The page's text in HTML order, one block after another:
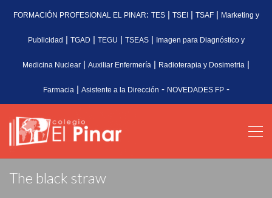
FORMACIÓN PROFESIONAL EL PINAR: TES| TSEI| TSAF| Marketing y
Publicidad | TGAD | TEGU | TSEAS| Imagen para Diagnóstico y
Medicina Nuclear | Auxiliar Enfermería | Radioterapia y Dosimetria |
Farmacia | Asistente a la Dirección - NOVEDADES FP-
The black straw